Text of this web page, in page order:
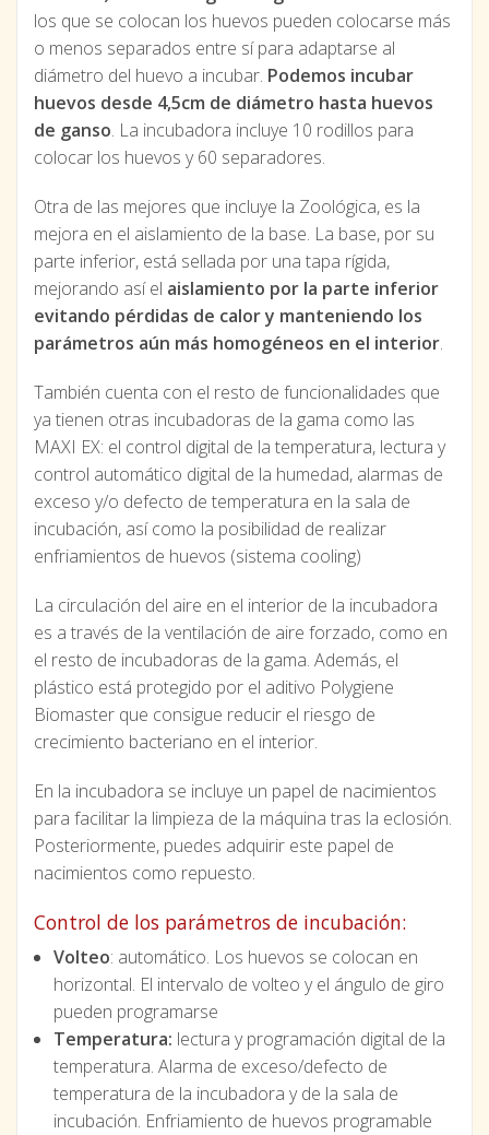
los que se colocan los huevos pueden colocarse más
o menos separados entre sí para adaptarse al
diámetro del huevo a incubar. Podemos incubar
huevos desde 4,5cm de diámetro hasta huevos
de ganso. La incubadora incluye 10 rodillos para
colocar los huevos y 60 separadores.
Otra de las mejores que incluye la Zoológica, es la
mejora en el aislamiento de la base. La base, por su
parte inferior, está sellada por una tapa rígida,
mejorando así el aislamiento por la parte inferior
evitando pérdidas de calor y manteniendo los
parámetros aún más homogéneos en el interior.
También cuenta con el resto de funcionalidades que
ya tienen otras incubadoras de la gama como las
MAXI EX: el control digital de la temperatura, lectura y
control automático digital de la humedad, alarmas de
exceso y/o defecto de temperatura en la sala de
incubación, así como la posibilidad de realizar
enfriamientos de huevos (sistema cooling)
La circulación del aire en el interior de la incubadora
es a través de la ventilación de aire forzado, como en
el resto de incubadoras de la gama. Además, el
plástico está protegido por el aditivo Polygiene
Biomaster que consigue reducir el riesgo de
crecimiento bacteriano en el interior.
En la incubadora se incluye un papel de nacimientos
para facilitar la limpieza de la máquina tras la eclosión.
Posteriormente, puedes adquirir este papel de
nacimientos como repuesto.
Control de los parámetros de incubación:
Volteo: automático. Los huevos se colocan en
horizontal. El intervalo de volteo y el ángulo de giro
pueden programarse
Temperatura: lectura y programación digital de la
temperatura. Alarma de exceso/defecto de
temperatura de la incubadora y de la sala de
incubación. Enfriamiento de huevos programable